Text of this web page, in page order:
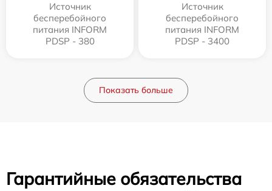
Источник
бесперебойного
питания INFORM
PDSP - 380
Источник
бесперебойного
питания INFORM
PDSP - 3400
Показать больше
Гарантийные обязательства